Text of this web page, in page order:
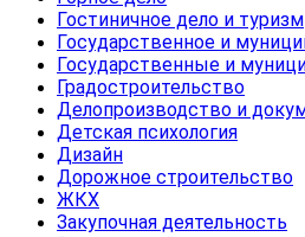
Гостиничное дело и туризм
Государственное и
Государственные и
Градостроительство
Делопроизводство и
Детская психология
Дизайн
Дорожное строительство
ЖКХ
Закупочная деятельность